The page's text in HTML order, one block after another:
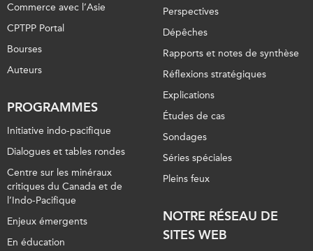
Commerce avec l’Asie
CPTPP Portal
Bourses
Auteurs
PROGRAMMES
Initiative indo-pacifique
Dialogues et tables rondes
Centre sur les minéraux
critiques du Canada et de
l’Indo-Pacifique
Enjeux émergents
En éducation
Perspectives
Dépêches
Rapports et notes de synthèse
Réflexions stratégiques
Explications
Études de cas
Sondages
Séries spéciales
Pleins feux
NOTRE RÉSEAU DE
SITES WEB